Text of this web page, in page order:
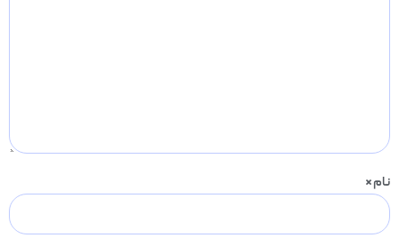
نام*